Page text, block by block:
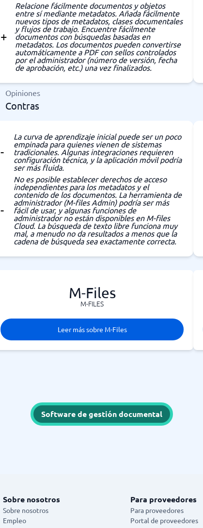
Relacione fácilmente documentos y objetos
entre sí mediante metadatos. Añada fácilmente
nuevos tipos de metadatos, clases documentales
y flujos de trabajo. Encuentre fácilmente
documentos con búsquedas basadas en
metadatos. Los documentos pueden convertirse
automáticamente a PDF con sellos controlados
por el administrador (número de versión, fecha
de aprobación, etc.) una vez finalizados.
Opiniones
Contras
La curva de aprendizaje inicial puede ser un poco
empinada para quienes vienen de sistemas
tradicionales. Algunas integraciones requieren
configuración técnica, y la aplicación móvil podría
ser más fluida.
No es posible establecer derechos de acceso
independientes para los metadatos y el
contenido de los documentos. La herramienta de
administrador (M-files Admin) podría ser más
fácil de usar, y algunas funciones de
administrador no están disponibles en M-files
Cloud. La búsqueda de texto libre funciona muy
mal, a menudo no da resultados a menos que la
cadena de búsqueda sea exactamente correcta.
M-Files
M-FILES
Leer más sobre M-Files
Software de gestión documental
Sobre nosotros
Sobre nosotros
Empleo
Para proveedores
Para proveedores
Portal de proveedores